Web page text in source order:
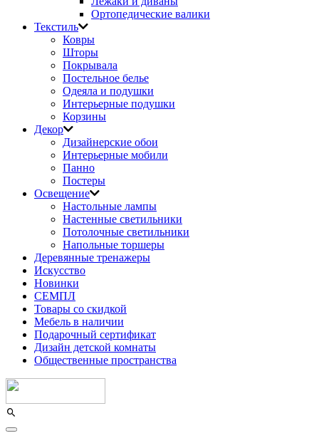
Ортопедические валики
Текстиль
Ковры
Шторы
Покрывала
Постельное белье
Одеяла и подушки
Интерьерные подушки
Корзины
Декор
Дизайнерские обои
Интерьерные мобили
Панно
Постеры
Освещение
Настольные лампы
Настенные светильники
Потолочные светильники
Напольные торшеры
Деревянные тренажеры
Искусство
Новинки
СЕМПЛ
Товары со скидкой
Мебель в наличии
Подарочный сертификат
Дизайн детской комнаты
Общественные пространства